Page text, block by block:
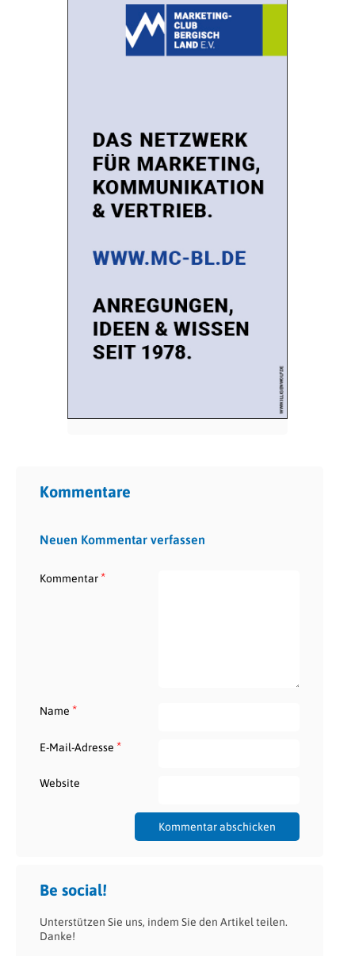
Kommentare
Neuen Kommentar verfassen
Kommentar*
Name *
E-Mail-Adresse *
Website
Be social!
Unterstützen Sie uns, indem Sie den Artikel teilen.
Danke!